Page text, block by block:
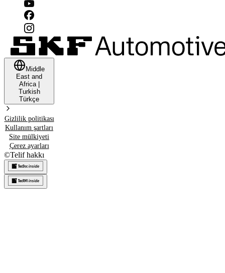
Middle
East and
Africa|
Turkish
Türkçe
Gizlilik politikası
Kullanım şartları
Site mülkiyeti
Çerez ayarları
©Telif hakkı